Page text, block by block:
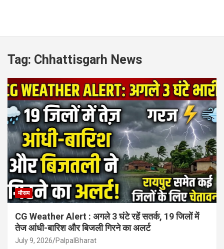
Tag: Chhattisgarh News
मौसम
CG Weather Alert : अगले 3 घंटे रहें सतर्क, 19 जिलों में
तेज आंधी-बारिश और बिजली गिरने का अलर्ट
July 9, 2026 PalpalBharat